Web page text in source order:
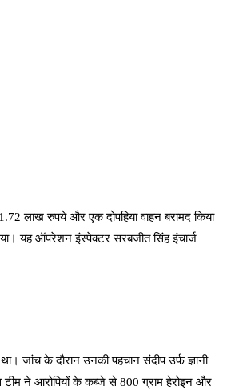
लाख रुपये और एक दोपहिया वाहन बरामद किया
यह ऑपरेशन इंस्पेक्टर सरबजीत सिंह इंचार्ज
जांच के दौरान उनकी पहचान संदीप उर्फ ​​ज्ञानी
टीम ने आरोपियों के कब्जे से 800 ग्राम हेरोइन और